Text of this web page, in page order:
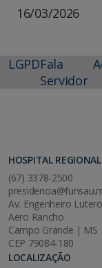
16/03/2026
LGPDFala
Servidor
HOSPITAL
(67) 3378-2500
Av. Engenheiro
Aero Rancho
Campo Grande | MS
CEP 79084-180
LOCALIZAÇÃO